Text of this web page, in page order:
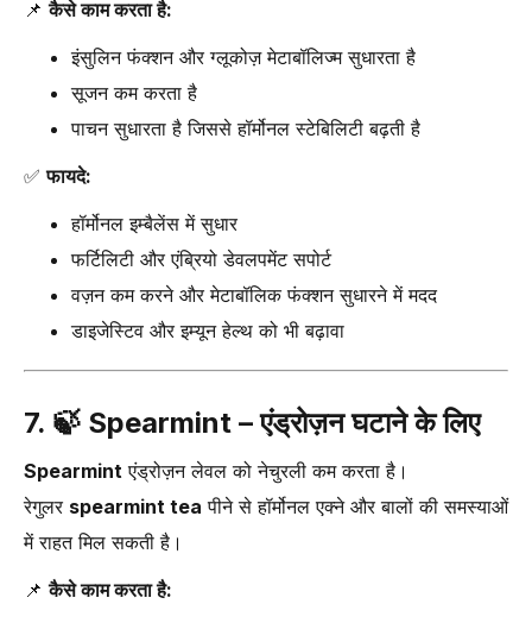
📌कैसे काम करता है:
इंसुलिन फंक्शन और ग्लूकोज़ मेटाबॉलिज्म सुधारता है
सूजन कम करता है
पाचन सुधारता है जिससे हॉर्मोनल स्टेबिलिटी बढ़ती है
✅फायदे:
हॉर्मोनल इम्बैलेंस में सुधार
फर्टिलिटी और एंब्रियो डेवलपमेंट सपोर्ट
वज़न कम करने और मेटाबॉलिक फंक्शन सुधारने में मदद
डाइजेस्टिव और इम्यून हेल्थ को भी बढ़ावा
7. 🍃 Spearmint – एंड्रोज़न घटाने के लिए
Spearmint एंड्रोज़न लेवल को नेचुरली कम करता है।
रेगुलर spearmint tea पीने से हॉर्मोनल एक्ने और बालों की समस्याओं
में राहत मिल सकती है।
📌कैसे काम करता है: